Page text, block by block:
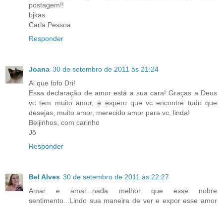
postagem!!
bjkas
Carla Pessoa
Responder
Joana 30 de setembro de 2011 às 21:24
Ai que fofo Dri!
Essa declaração de amor está a sua cara! Graças a Deus
vc tem muito amor, e espero que vc encontre tudo que
desejas, muito amor, merecido amor para vc, linda!
Beijinhos, com carinho
Jô
Responder
Bel Alves 30 de setembro de 2011 às 22:27
Amar e amar...nada melhor que esse nobre
sentimento...Lindo sua maneira de ver e expor esse amor